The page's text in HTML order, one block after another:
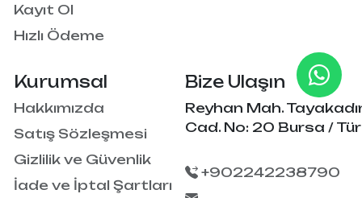
Kurumsal
Hakkımızda
Satış Sözleşmesi
Gizlilik ve Güvenlik
İade ve İptal Şartları
Kayıt Ol
Hızlı Ödeme
Bize Ulaşın
Reyhan Mah.
Cad. No: 20 Bursa /
+902242238790